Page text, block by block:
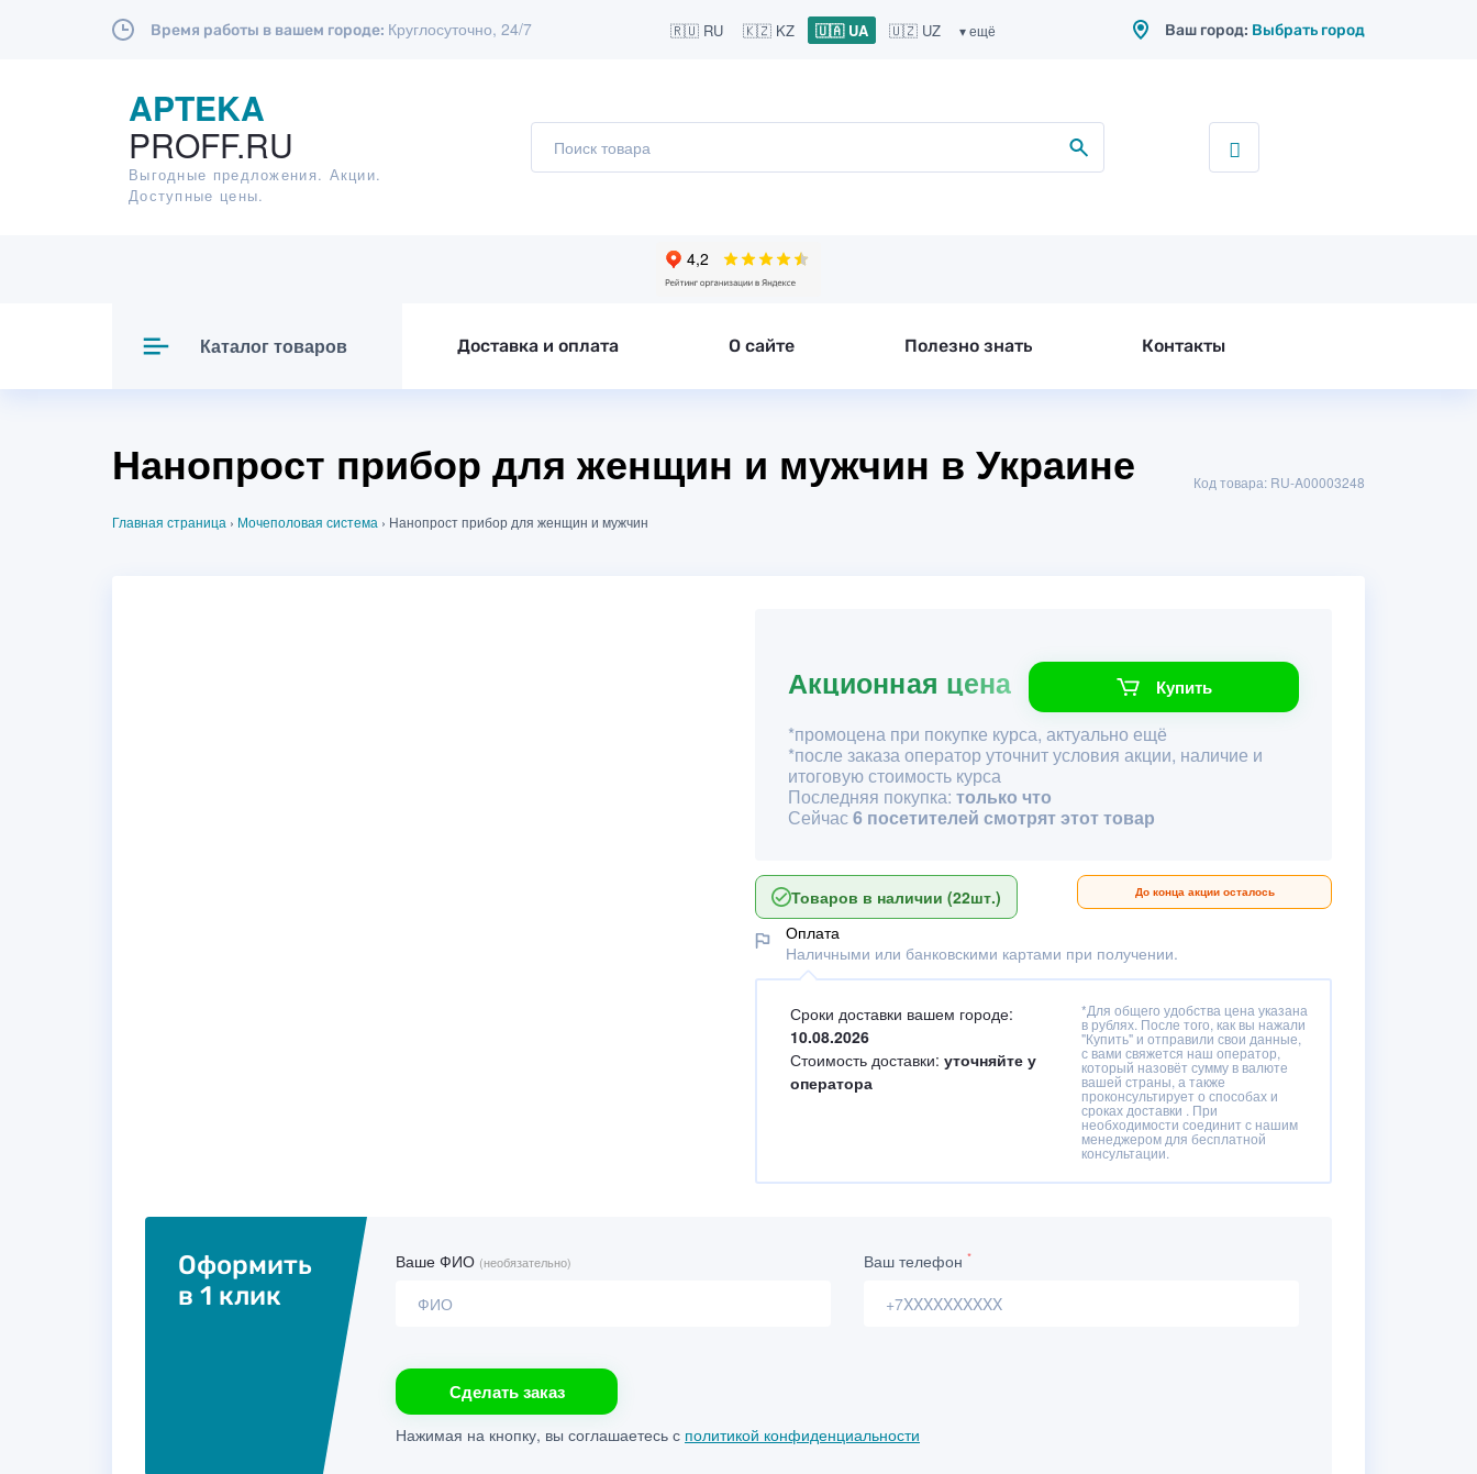
Время работы в вашем городе: Круглосуточно, 24/7 🇷🇺 RU 🇰🇿 KZ 🇺🇦 UA 🇺🇿 UZ ▾ ещё Ваш город: Выбрать город
APTEKA
PROFF.RU
Выгодные предложения. Акции.
Доступные цены.
Каталог товаров Доставка и оплата О сайте Полезно знать Контакты
Нанопрост прибор для женщин и мужчин в Украине
Главная страница › Мочеполовая система › Нанопрост прибор для женщин и мужчин
Код товара: RU-A00003248
Акционная цена Купить
*промоцена при покупке курса, актуально ещё
*после заказа оператор уточнит условия акции, наличие и
итоговую стоимость курса
Последняя покупка: только что
Сейчас6 посетителей смотрят этот товар
Товаров в наличии (22шт.) До конца акции осталось
Оплата
Наличными или банковскими картами при получении.
Сроки доставки вашем городе:
10.08.2026
Стоимость доставки: уточняйте у
оператора
*Для общего удобства цена указана
в рублях. После того, как вы нажали
"Купить" и отправили свои данные,
с вами свяжется наш оператор,
который назовёт сумму в валюте
вашей страны, а также
проконсультирует о способах и
сроках доставки . При
необходимости соединит с нашим
менеджером для бесплатной
консультации.
Оформить
в 1 клик
Ваше ФИО (необязательно) Ваш телефон *
Сделать заказ
Нажимая на кнопку, вы соглашаетесь с политикой конфиденциальности